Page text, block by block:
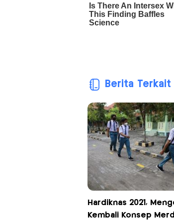
Berita Terkait
Hardiknas 2021,
Kembali Konsep